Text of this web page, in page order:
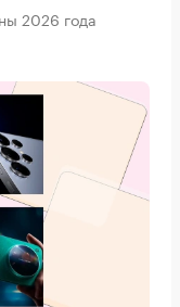
2026 года